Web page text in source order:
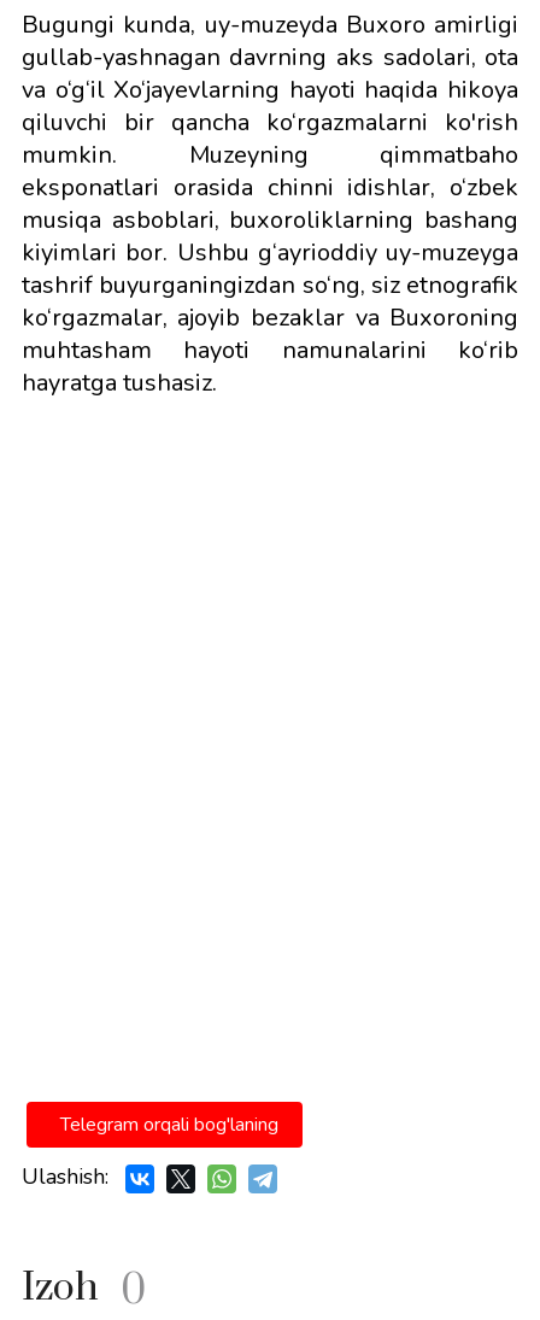
Bugungi kunda, uy-muzeyda Buxoro amirligi
gullab-yashnagan davrning aks sadolari, ota
va o‘g‘il Xo‘jayevlarning hayoti haqida hikoya
qiluvchi bir qancha ko‘rgazmalarni ko'rish
mumkin. Muzeyning qimmatbaho
eksponatlari orasida chinni idishlar, o‘zbek
musiqa asboblari, buxoroliklarning bashang
kiyimlari bor. Ushbu g‘ayrioddiy uy-muzeyga
tashrif buyurganingizdan so‘ng, siz etnografik
ko‘rgazmalar, ajoyib bezaklar va Buxoroning
muhtasham hayoti namunalarini ko‘rib
hayratga tushasiz.
Telegram orqali bog'laning
Ulashish:
Izoh 0